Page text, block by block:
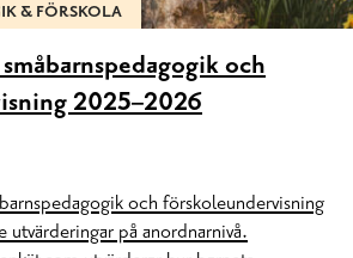
& FÖRSKOLA
och
2025–2026
och förskoleundervisning
utvärderingar på anordnarnivå.